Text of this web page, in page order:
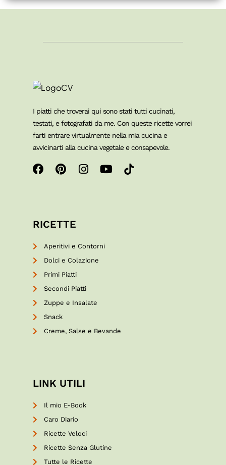
I piatti che troverai qui sono stati tutti cucinati,
testati, e fotografati da me. Con queste ricette vorrei
farti entrare virtualmente nella mia cucina e
avvicinarti alla cucina vegetale e consapevole.
RICETTE
Aperitivi e Contorni
Dolci e Colazione
Primi Piatti
Secondi Piatti
Zuppe e Insalate
Snack
Creme, Salse e Bevande
LINK UTILI
Il mio E-Book
Caro Diario
Ricette Veloci
Ricette Senza Glutine
Tutte le Ricette